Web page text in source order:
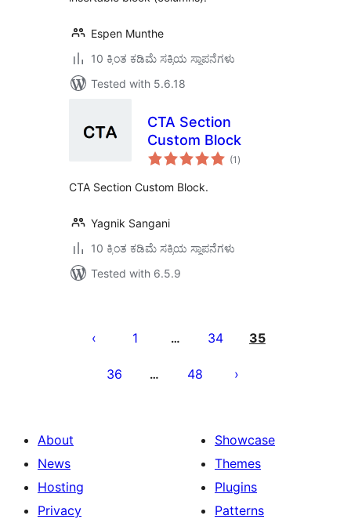
Espen Munthe
10 ಕ್ಕಿಂತ ಕಡಿಮೆ ಸಕ್ರಿಯ ಸ್ಥಾಪನೆಗಳು
Tested with 5.6.18
CTA Section
Custom Block
(1 total
ratings
)
CTA Section Custom Block.
Yagnik Sangani
10 ಕ್ಕಿಂತ ಕಡಿಮೆ ಸಕ್ರಿಯ ಸ್ಥಾಪನೆಗಳು
Tested with 6.5.9
ಪುಟ
1 … 34 35
36 … 48
About
News
Hosting
Privacy
Showcase
Themes
Plugins
Patterns